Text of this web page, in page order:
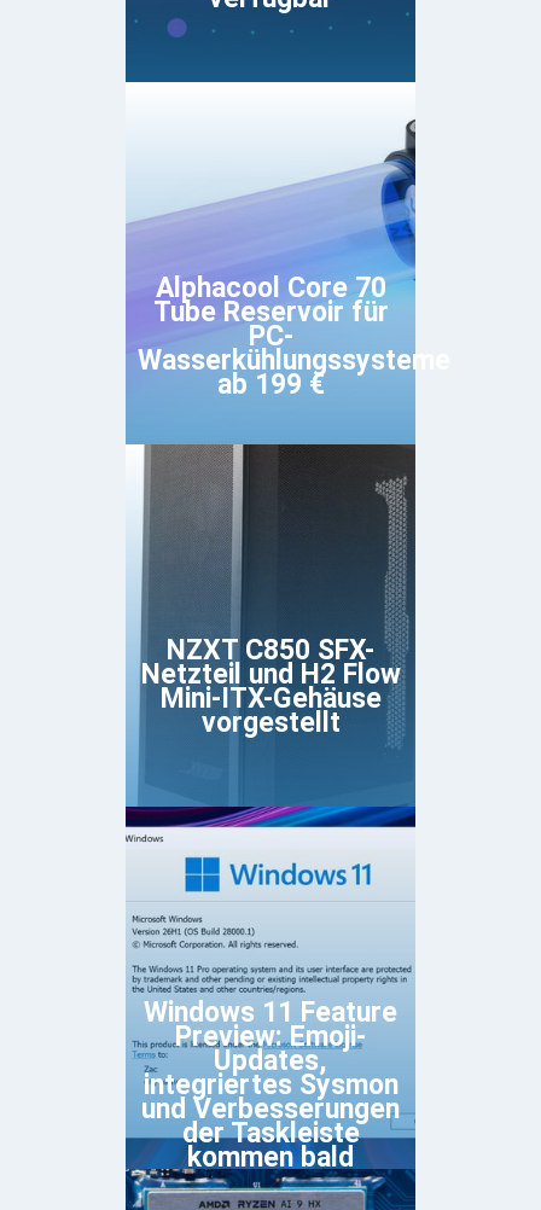
Alphacool Core 70
Tube Reservoir für
PC-
Wasserkühlungssysteme
ab 199 €
NZXT C850 SFX-
Netzteil und H2 Flow
Mini-ITX-Gehäuse
vorgestellt
Windows 11 Feature
Preview: Emoji-
Updates,
integriertes Sysmon
und Verbesserungen
der Taskleiste
kommen bald